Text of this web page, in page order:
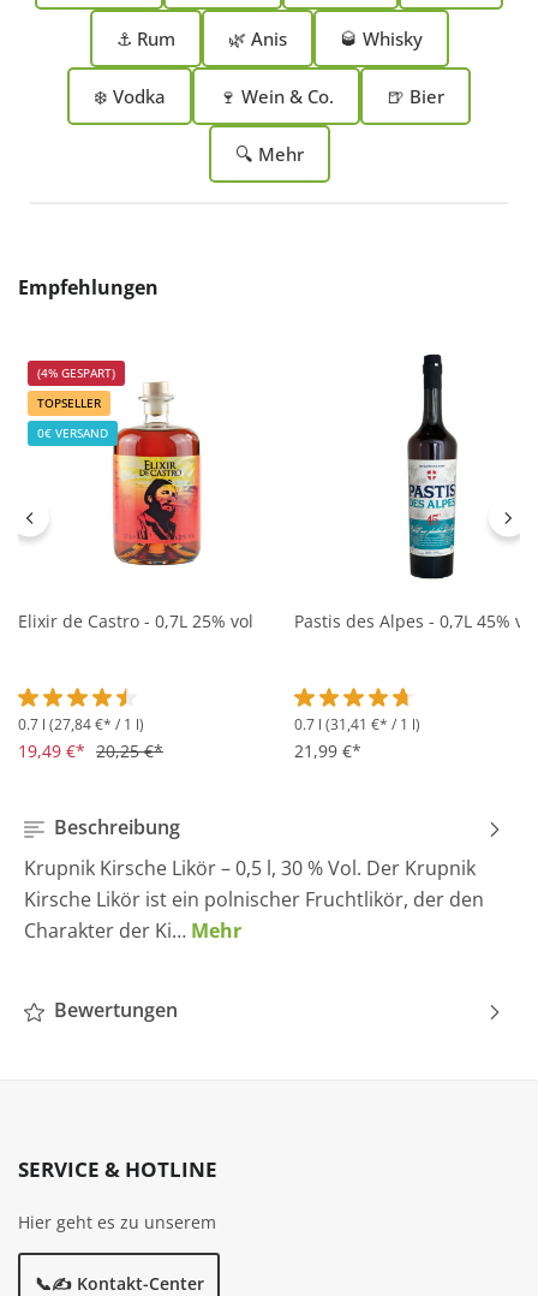
⚓ Rum 🌿 Anis 🥃 Whisky
❄️ Vodka 🍷 Wein & Co. 🍺 Bier
🔍 Mehr
Produktgalerie überspringen
Empfehlungen
(4% GESPART)
TOPSELLER
0€ VERSAND
Elixir de Castro - 0,7L 25% vol
Durchschnittliche Bewertung von 4.5 von 5 Sternen
0.7 l (27,84 €* / 1 l)
19,49 €* 20,25 €*
Pastis des Alpes - 0,7L 45% vol
Durchschnittliche
0.7 l (31,41 €* / 1 l)
21,99 €*
Beschreibung
Krupnik Kirsche Likör – 0,5 l, 30 % Vol. Der Krupnik
Kirsche Likör ist ein polnischer Fruchtlikör, der den
Charakter der Ki… Mehr
Bewertungen
SERVICE & HOTLINE
Hier geht es zu unserem
📞✍️ Kontakt-Center